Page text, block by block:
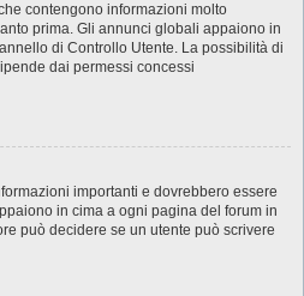
contengono informazioni molto
prima. Gli annunci globali appaiono in
di Controllo Utente. La possibilità di
dai permessi concessi
importanti e dovrebbero essere
in cima a ogni pagina del forum in
può decidere se un utente può scrivere